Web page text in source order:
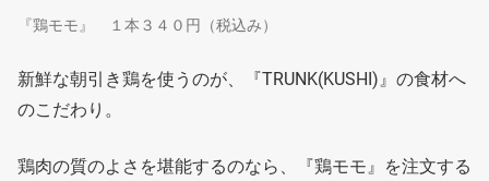
『鶏モモ』 １本３４０円（税込み）
新鮮な朝引き鶏を使うのが、『TRUNK(KUSHI)』の食材へ
のこだわり。
鶏肉の質のよさを堪能するのなら、『鶏モモ』を注文する